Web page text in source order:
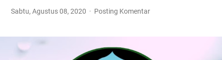
Sabtu, Agustus 08, 2020 Posting Komentar